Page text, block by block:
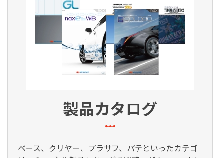
製品カタログ
ベース、クリヤー、プラサフ、パテといったカテゴ